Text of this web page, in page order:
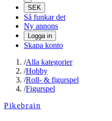
SEK
Så funkar det
Ny annons
Logga in
Skapa konto
/Alla kategorier
/Hobby
/Roll- & figurspel
/Figurspel
Pikebrain